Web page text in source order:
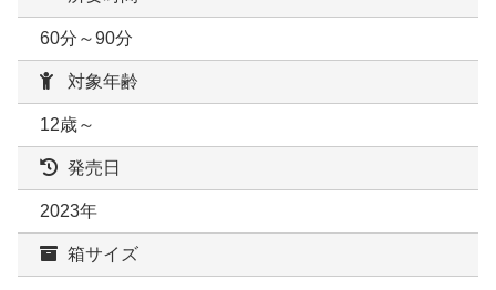
60分～90分
対象年齢
12歳～
発売日
2023年
箱サイズ